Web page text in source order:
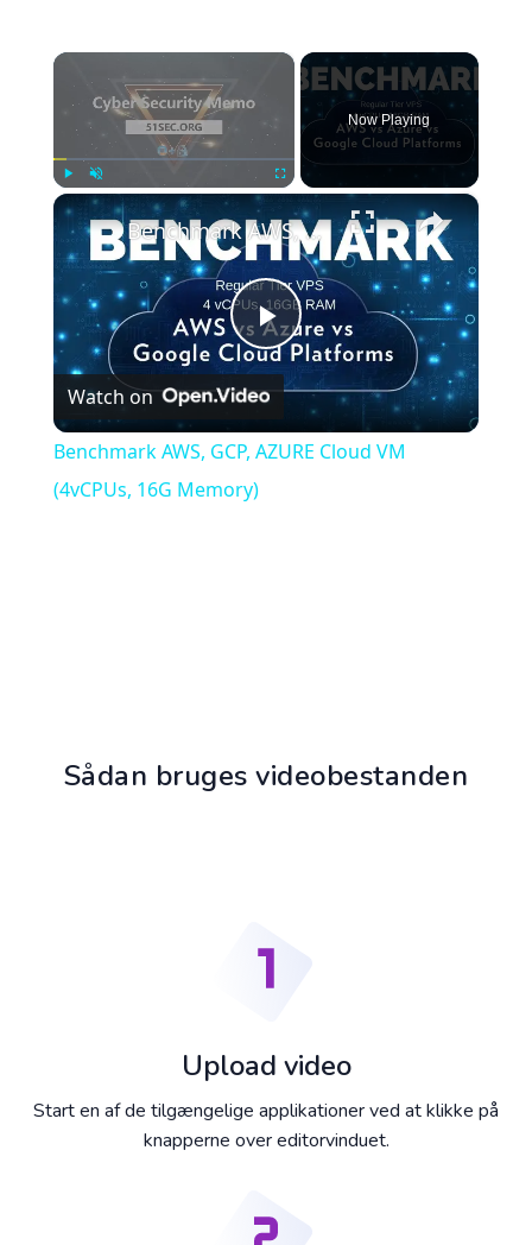
×
Unmute Fullscreen
Now Playing
×
Play
Video
Benchmark AWS, GCP, AZURE Cloud VM (4vCPUs, 16G Memory)
Watch on
Benchmark AWS, GCP, AZURE Cloud VM
(4vCPUs, 16G Memory)
Sådan bruges videobestanden
Upload video
Start en af de tilgængelige applikationer ved at klikke på
knapperne over editorvinduet.